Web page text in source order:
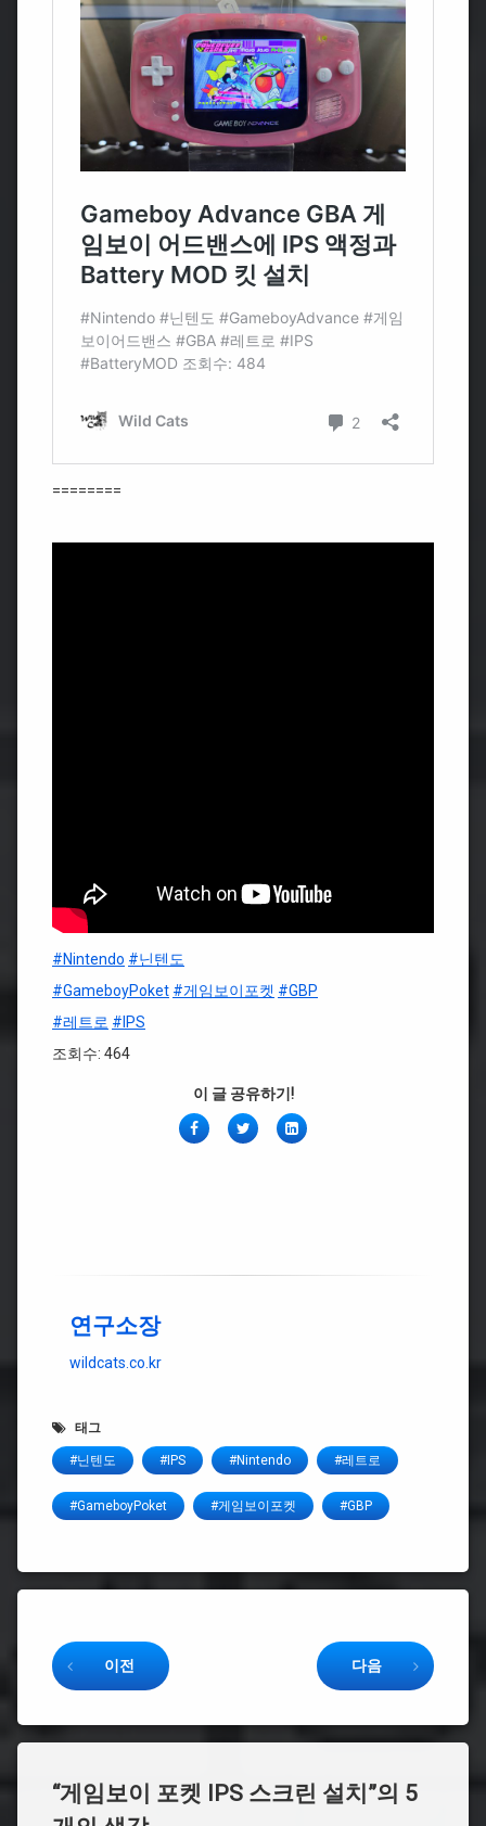
========
#Nintendo #닌텐도
#GameboyPoket #게임보이포켓 #GBP
#레트로 #IPS
조회수: 464
이 글 공유하기!
페
이
Twitter링
크
연구소장
wildcats.co.kr
태그
#닌텐도 #IPS #Nintendo #레트로
#GameboyPoket #게임보이포켓 #GBP
이전 다음
“게임보이 포켓 IPS 스크린 설치 ”의 5